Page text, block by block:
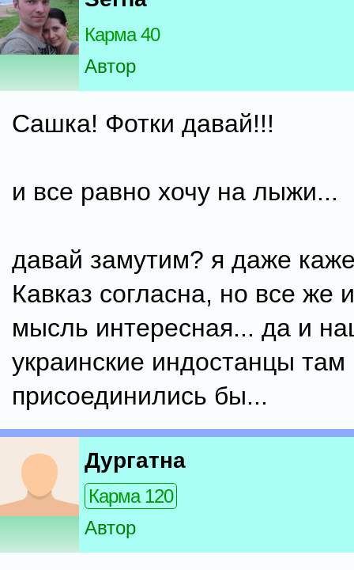
Карма 40
Автор
Сашка! Фотки давай!!!
и все равно хочу на лыжи...
давай замутим? я даже
Кавказ согласна, но все же
мысль интересная... да и
украинские индостанцы там
присоединились бы...
Дургатна
Карма 120
Автор